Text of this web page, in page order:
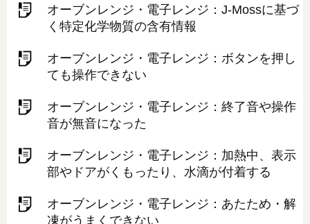
オーブンレンジ・電子レンジ：J-Mossに基づ
く特定化学物質の含有情報
オーブンレンジ・電子レンジ：ボタンを押し
ても操作できない
オーブンレンジ・電子レンジ：終了音や操作
音が無音になった
オーブンレンジ・電子レンジ：加熱中、表示
部やドアがくもったり、水滴が付着する
オーブンレンジ・電子レンジ：あたため・解
凍がうまくできない